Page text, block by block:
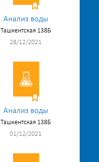
Анализ воды
Ташкентская 138Б
28/12/2021
Анализ воды
Ташкентская 138Б
01/12/2021